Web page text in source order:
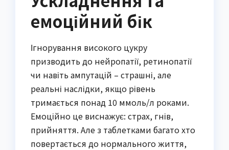
емоційний бік
Ігнорування високого цукру
призводить до нейропатії, ретинопатії
чи навіть ампутацій – страшні, але
реальні наслідки, якщо рівень
тримається понад 10 ммоль/л роками.
Емоційно це виснажує: страх, гнів,
прийняття. Але з таблетками багато хто
повертається до нормального життя,